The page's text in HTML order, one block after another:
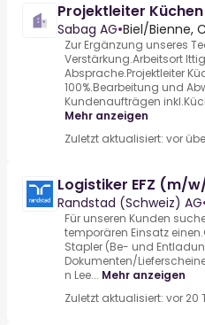
Projektleiter
Sabag AG•Biel/Bienne,
Zur Ergänzung unseres
Verstärkung.Arbeitsort
Absprache.Projektleiter
100%.Bearbeitung und
Kundenaufträgen
Mehr anzeigen
Zuletzt aktualisiert: vor
Logistiker EFZ (m/
Randstad (Schweiz) AG
Für unseren Kunden
temporären Einsatz
Stapler (Be- und
Dokumenten/
n Lee... Mehr anzeigen
Zuletzt aktualisiert: vor 20